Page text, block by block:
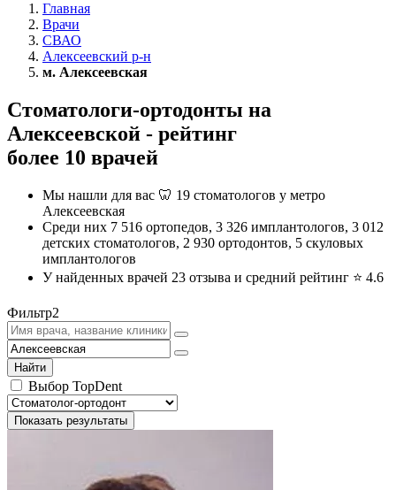
Главная
Врачи
СВАО
Алексеевский р-н
м. Алексеевская
Стоматологи-ортодонты на
Алексеевской - рейтинг
более 10 врачей
Мы нашли для вас 🦷 19 стоматологов у метро
Алексеевская
Среди них 7 516 ортопедов, 3 326 имплантологов, 3 012
детских стоматологов, 2 930 ортодонтов, 5 скуловых
имплантологов
У найденных врачей 23 отзыва и средний рейтинг ⭐️ 4.6
Фильтр2
Найти
Выбор TopDent
Показать результаты